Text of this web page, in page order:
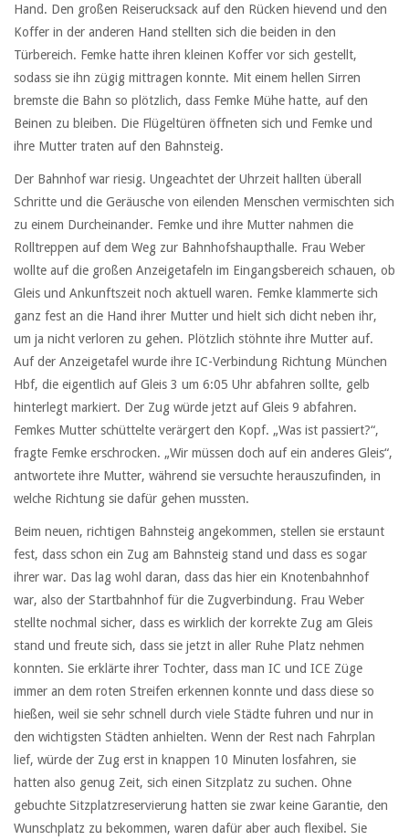
Hand. Den großen Reiserucksack auf den Rücken hievend und den
Koffer in der anderen Hand stellten sich die beiden in den
Türbereich. Femke hatte ihren kleinen Koffer vor sich gestellt,
sodass sie ihn zügig mittragen konnte. Mit einem hellen Sirren
bremste die Bahn so plötzlich, dass Femke Mühe hatte, auf den
Beinen zu bleiben. Die Flügeltüren öffneten sich und Femke und
ihre Mutter traten auf den Bahnsteig.
Der Bahnhof war riesig. Ungeachtet der Uhrzeit hallten überall
Schritte und die Geräusche von eilenden Menschen vermischten sich
zu einem Durcheinander. Femke und ihre Mutter nahmen die
Rolltreppen auf dem Weg zur Bahnhofshaupthalle. Frau Weber
wollte auf die großen Anzeigetafeln im Eingangsbereich schauen, ob
Gleis und Ankunftszeit noch aktuell waren. Femke klammerte sich
ganz fest an die Hand ihrer Mutter und hielt sich dicht neben ihr,
um ja nicht verloren zu gehen. Plötzlich stöhnte ihre Mutter auf.
Auf der Anzeigetafel wurde ihre IC-Verbindung Richtung München
Hbf, die eigentlich auf Gleis 3 um 6:05 Uhr abfahren sollte, gelb
hinterlegt markiert. Der Zug würde jetzt auf Gleis 9 abfahren.
Femkes Mutter schüttelte verärgert den Kopf. „Was ist passiert?“,
fragte Femke erschrocken. „Wir müssen doch auf ein anderes Gleis“,
antwortete ihre Mutter, während sie versuchte herauszufinden, in
welche Richtung sie dafür gehen mussten.
Beim neuen, richtigen Bahnsteig angekommen, stellen sie erstaunt
fest, dass schon ein Zug am Bahnsteig stand und dass es sogar
ihrer war. Das lag wohl daran, dass das hier ein Knotenbahnhof
war, also der Startbahnhof für die Zugverbindung. Frau Weber
stellte nochmal sicher, dass es wirklich der korrekte Zug am Gleis
stand und freute sich, dass sie jetzt in aller Ruhe Platz nehmen
konnten. Sie erklärte ihrer Tochter, dass man IC und ICE Züge
immer an dem roten Streifen erkennen konnte und dass diese so
hießen, weil sie sehr schnell durch viele Städte fuhren und nur in
den wichtigsten Städten anhielten. Wenn der Rest nach Fahrplan
lief, würde der Zug erst in knappen 10 Minuten losfahren, sie
hatten also genug Zeit, sich einen Sitzplatz zu suchen. Ohne
gebuchte Sitzplatzreservierung hatten sie zwar keine Garantie, den
Wunschplatz zu bekommen, waren dafür aber auch flexibel. Sie